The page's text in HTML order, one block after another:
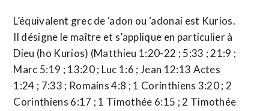
L’équivalent grec de ‘adon ou ‘adonai est Kurios.
Il désigne le maître et s’applique en particulier à
Dieu (ho Kurios) (Matthieu 1:20-22 ; 5:33 ; 21:9 ;
Marc 5:19 ; 13:20 ; Luc 1:6 ; Jean 12:13 Actes
1:24 ; 7:33 ; Romains 4:8 ; 1 Corinthiens 3:20 ; 2
Corinthiens 6:17 ; 1 Timothée 6:15 ; 2 Timothée